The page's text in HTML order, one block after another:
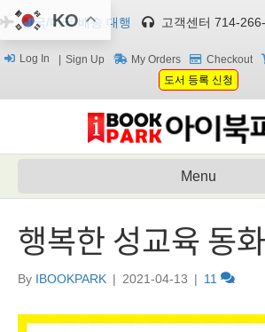
한국/미국 배송 대행 고객센터 714-
Log In Sign Up My Orders Checkout
도서 등록 신청
Menu
행복한 성교육 동화
By IBOOKPARK | 2021-04-13 | 11
KO